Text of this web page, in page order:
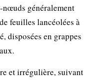
généralement
feuilles lancéolées à
disposées en grappes
et irrégulière, suivant